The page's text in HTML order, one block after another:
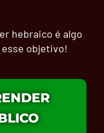
hebraico é algo
objetivo!